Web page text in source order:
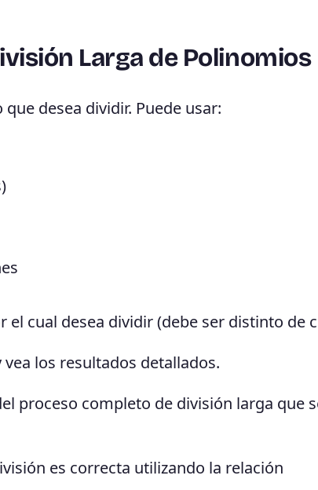
Larga de Polinomios
desea dividir. Puede usar:
el cual desea dividir (debe ser distinto de
vea los resultados detallados.
proceso completo de división larga que
es correcta utilizando la relación